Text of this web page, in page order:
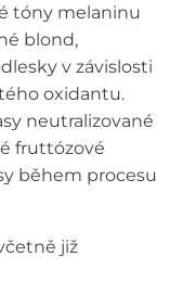
tóny melaninu
blond,
v závislosti
oxidantu.
neutralizované
fruttózové
během procesu
již